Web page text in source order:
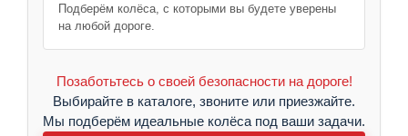
Подберём колёса, с которыми вы будете уверены
на любой дороге.
Позаботьтесь о своей безопасности на дороге!
Выбирайте в каталоге, звоните или приезжайте.
Мы подберём идеальные колёса под ваши задачи.